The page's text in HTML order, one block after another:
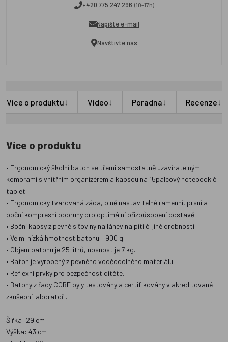
+420 775 247 296 (10-17h)
Napište e-mail
Navštivte nás
Více o produktu↓ Video↓ Poradna↓ Recenze↓
Více o produktu
• Ergonomický školní batoh se třemi samostatně uzavíratelnými
komorami s vnitřním organizérem a kapsou na 15palcový notebook či
tablet.
• Ergonomicky tvarovaná záda, plně nastavitelné ramenní, prsní a
boční kompresní popruhy pro optimální přizpůsobení postavě.
• Boční kapsy z pevné síťoviny na láhev na pití či jiné drobnosti.
• Velmi nízká hmotnost batohu – 900 g.
• Objem batohu je 25 litrů, nosnost je 7 kg.
• Batoh je vyrobený z pevného voděodolného materiálu.
• Reflexní prvky pro bezpečnost dítěte.
• Batohy z řady CORE byly testovány a certifikovány v akreditované
zkušební laboratoři.
Šířka: 29 cm
Výška: 43 cm